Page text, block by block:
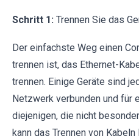
Schritt 1: Trennen Sie das
Der einfachste Weg einen
trennen ist, das Ethernet-
trennen. Einige Geräte sind
Netzwerk verbunden und für
diejenigen, die nicht
kann das Trennen von